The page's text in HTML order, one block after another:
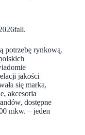
potrzebę rynkową.
jakości
się marka,
akcesoria
dostępne
mkw. – jeden